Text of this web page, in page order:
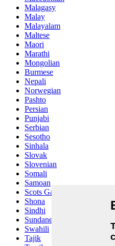
Malagasy
Malay
Malayalam
Maltese
Maori
Marathi
Mongolian
Burmese
Nepali
Norwegian
Pashto
Persian
Punjabi
Serbian
Sesotho
Sinhala
Slovak
Slovenian
Somali
Samoan
Scots Gaelic
Shona
Sindhi
Sundanese
Swahili
Tajik